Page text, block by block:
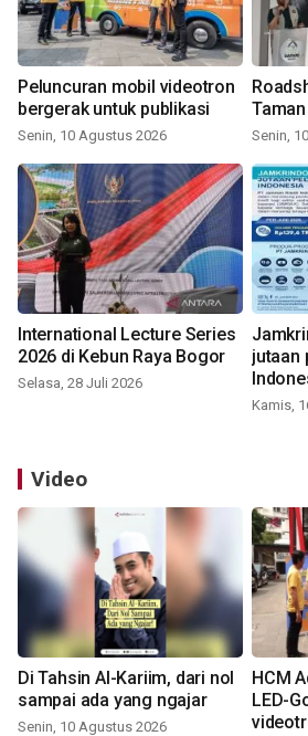
Peluncuran mobil videotron
bergerak untuk publikasi
Senin, 10 Agustus 2026 Senin,
International Lecture Series
2026 di Kebun Raya Bogor
Selasa, 28 Juli 2026
jutaan
Kamis,
Video
Di Tahsin Al-Kariim, dari nol
sampai ada yang ngajar
Senin, 10 Agustus 2026
HCM
LED-